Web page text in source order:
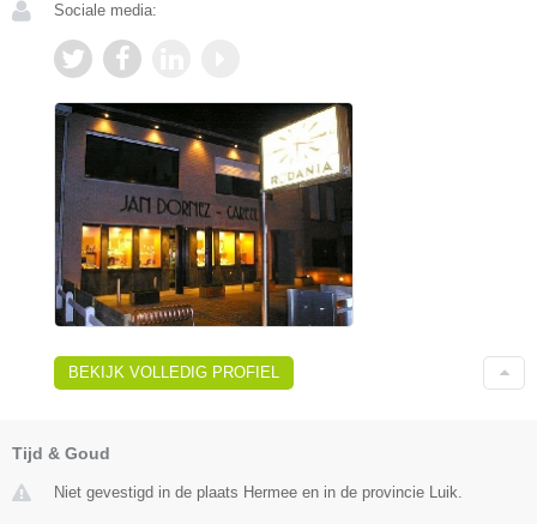
Sociale media:
BEKIJK VOLLEDIG PROFIEL
Tijd & Goud
Niet gevestigd in de plaats Hermee en in de provincie Luik.